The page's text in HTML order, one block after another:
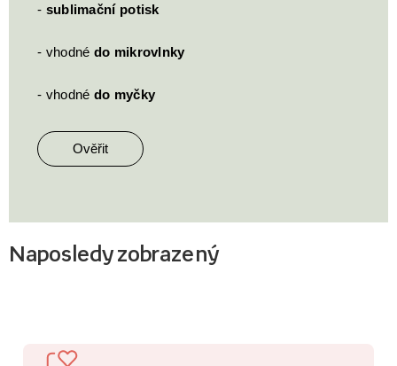
- sublimační potisk
- vhodné do mikrovlnky
- vhodné do myčky
Ověřit
Naposledy zobrazený